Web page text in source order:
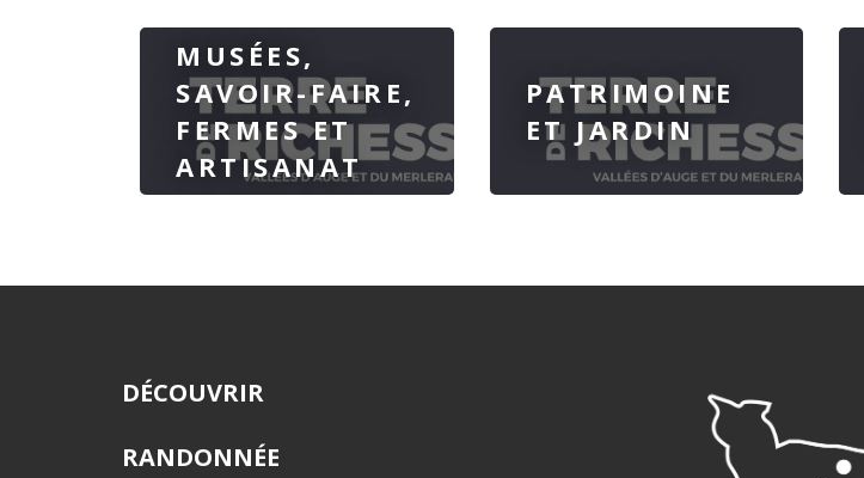
MUSÉES,
SAVOIR-FAIRE,
FERMES ET
ARTISANAT
PATRIMOINE
ET JARDIN
DÉCOUVRIR
RANDONNÉE